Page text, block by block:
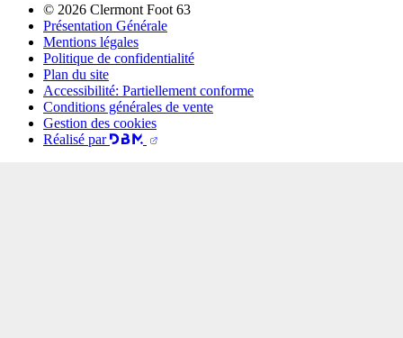
© 2026 Clermont Foot 63
Présentation Générale
Mentions légales
Politique de confidentialité
Plan du site
Accessibilité: Partiellement conforme
Conditions générales de vente
Gestion des cookies
Réalisé par